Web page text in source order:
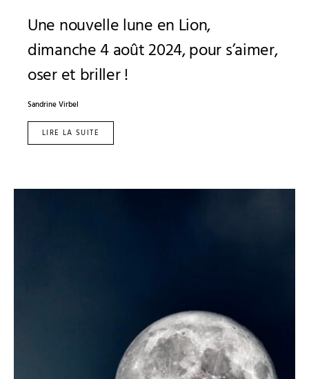
Une nouvelle lune en Lion,
dimanche 4 août 2024, pour s’aimer,
oser et briller !
Sandrine Virbel
LIRE LA SUITE